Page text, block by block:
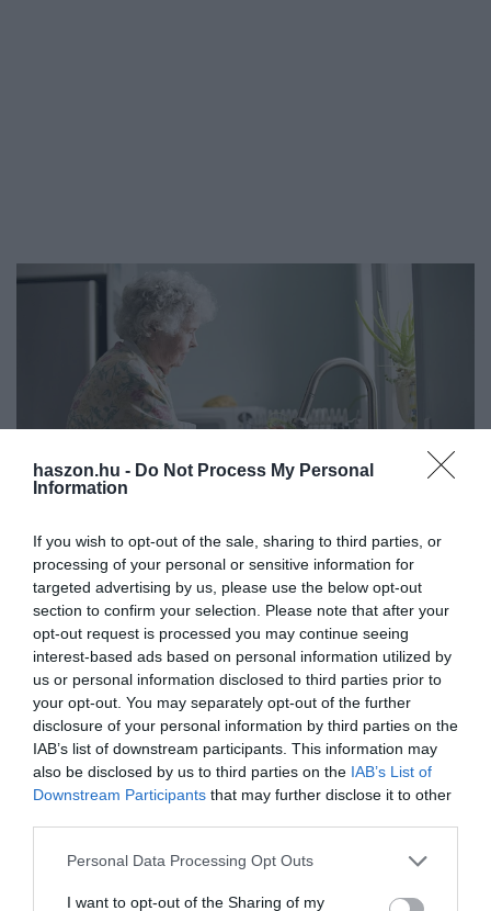
haszon.hu - Do Not Process My Personal
Information
If you wish to opt-out of the sale, sharing to third parties, or
processing of your personal or sensitive information for
targeted advertising by us, please use the below opt-out
section to confirm your selection. Please note that after your
opt-out request is processed you may continue seeing
interest-based ads based on personal information utilized by
us or personal information disclosed to third parties prior to
your opt-out. You may separately opt-out of the further
disclosure of your personal information by third parties on the
IAB’s list of downstream participants. This information may
also be disclosed by us to third parties on the IAB’s List of
Downstream Participants that may further disclose it to other
Please note that this website/app uses one or more Google
not limited to your visit or usage behaviour. You may click to
Personal Data Processing Opt Outs
I want to opt-out of the Sharing of my
NYUGDÍJ
Két ütemben utalják a 13. és a 14. havi nyugdíjat
Gulyás Gergely Miniszterelnökséget vezető miniszter a
Kormányinfón bejelentette, a Magyar Bankszövetség jelzésére a
kormány egyeztetett a 13. és a 14. nyugdíjakról, amit két
részletben utalnak át a…